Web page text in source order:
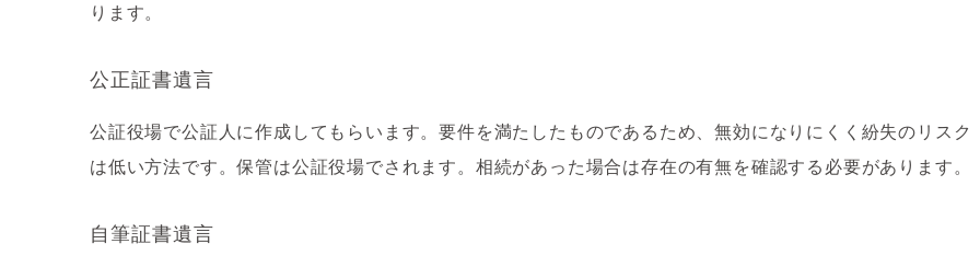
ります。
公正証書遺言
公証役場で公証人に作成してもらいます。要件を満たしたものであるため、無効になりにくく紛失のリスク
は低い方法です。保管は公証役場でされます。相続があった場合は存在の有無を確認する必要があります。
自筆証書遺言